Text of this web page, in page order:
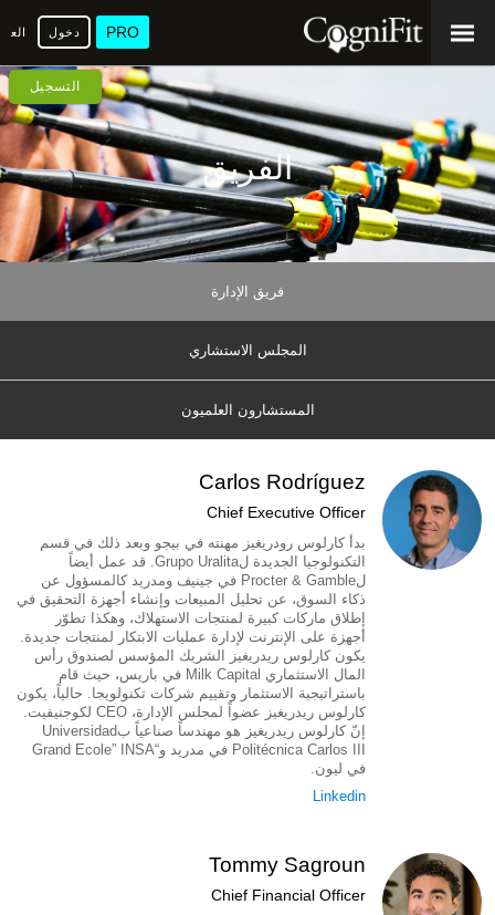
PRO دخول
التسجيل
الفريق
فريق الإدارة
المجلس الاستشاري
المستشارون العلميون
Carlos Rodríguez
Chief Executive Officer
بدأ كارلوس رودريغيز مهنته في بيجو وبعد ذلك في قسم
التكنولوجيا الجديدة لGrupo Uralita. قد عمل أيضاً
لProcter & Gamble في جينيف ومدريد كالمسؤول عن
ذكاء السوق، عن تحليل المبيعات وإنشاء أجهزة التحقيق في
إطلاق ماركات كبيرة لمنتجات الاستهلاك، وهكذا تطوّر
أجهزة على الإنترنت لإدارة عمليات الابتكار لمنتجات جديدة.
يكون كارلوس ريدريغيز الشريك المؤسس لصندوق رأس
المال الاستثماري Milk Capital في باريس، حيث قام
باستراتيجية الاستثمار وتقييم شركات تكنولويجا. حالياً، يكون
كارلوس ريدريغيز عضواً لمجلس الإدارة، CEO لكوجنيفيت.
إنّ كارلوس ريدريغيز هو مهندساً صناعياً بUniversidad
Politécnica Carlos III في مدريد و“Grand Ecole” INSA
في ليون.
Linkedin
Tommy Sagroun
Chief Financial Officer